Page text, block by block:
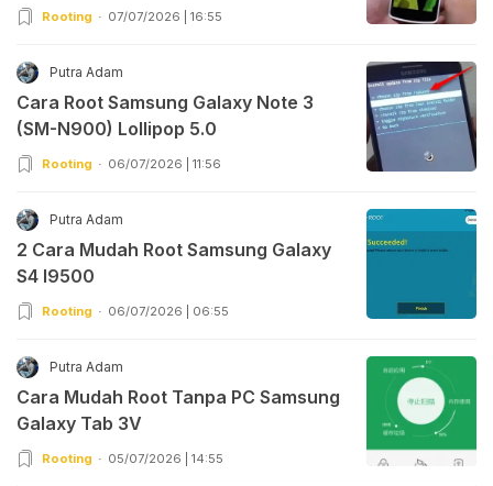
Rooting 07/07/2026 | 16:55
Putra Adam
Cara Root Samsung Galaxy Note 3
(SM-N900) Lollipop 5.0
Rooting 06/07/2026 | 11:56
Putra Adam
2 Cara Mudah Root Samsung Galaxy
S4 I9500
Rooting 06/07/2026 | 06:55
Putra Adam
Cara Mudah Root Tanpa PC Samsung
Galaxy Tab 3V
Rooting 05/07/2026 | 14:55